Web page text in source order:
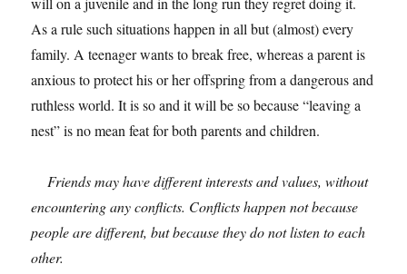
As a rule such situations happen in all but (almost) every
family. A teenager wants to break free, whereas a parent is
anxious to protect his or her offspring from a dangerous and
ruthless world. It is so and it will be so because “leaving a
nest” is no mean feat for both parents and children.
Friends may have different interests and values, without
encountering any conflicts. Conflicts happen not because
people are different, but because they do not listen to each
other.